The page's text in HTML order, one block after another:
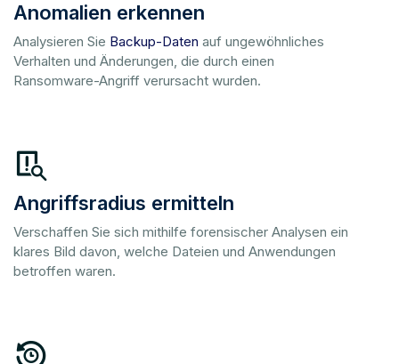
Anomalien erkennen
Analysieren Sie Backup-Daten auf ungewöhnliches
Verhalten und Änderungen, die durch einen
Ransomware-Angriff verursacht wurden.
Angriffsradius ermitteln
Verschaffen Sie sich mithilfe forensischer Analysen ein
klares Bild davon, welche Dateien und Anwendungen
betroffen waren.